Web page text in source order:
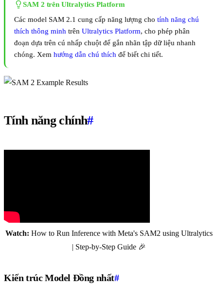
SAM 2 trên Ultralytics Platform
Các model SAM 2.1 cung cấp năng lượng cho tính năng chú
thích thông minh trên Ultralytics Platform, cho phép phân
đoạn dựa trên cú nhấp chuột để gắn nhãn tập dữ liệu nhanh
chóng. Xem hướng dẫn chú thích để biết chi tiết.
Tính năng chính#
Watch: How to Run Inference with Meta's SAM2 using Ultralytics
| Step-by-Step Guide 🎉
Kiến trúc Model Đồng nhất#